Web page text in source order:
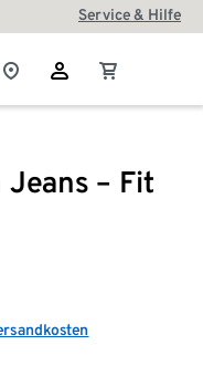
Service & Hilfe
– Fit